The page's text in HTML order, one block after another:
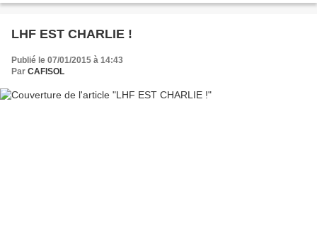
LHF EST CHARLIE !
Publié le 07/01/2015 à 14:43
Par CAFISOL